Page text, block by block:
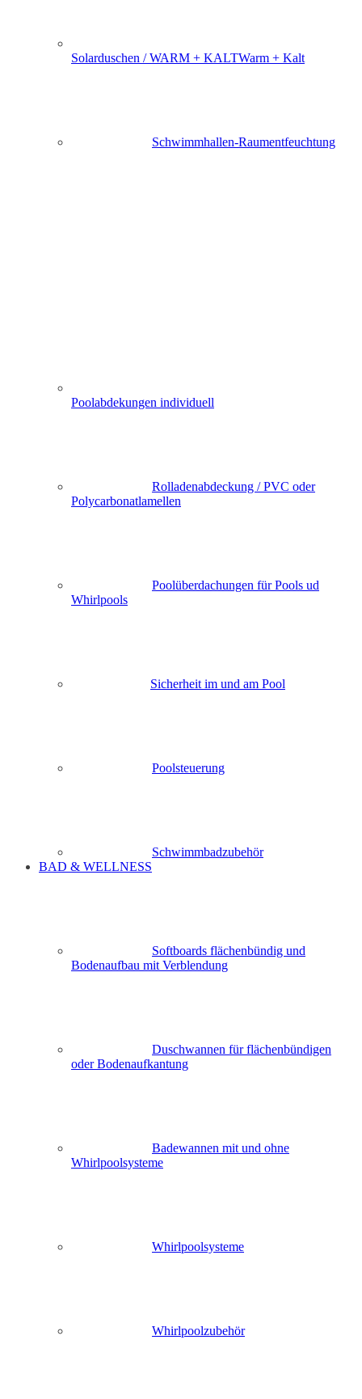
Solarduschen / WARM + KALTWarm + Kalt
Schwimmhallen-Raumentfeuchtung
Poolabdekungen individuell
Rolladenabdeckung / PVC oder
Polycarbonatlamellen
Poolüberdachungen für Pools ud
Whirlpools
Sicherheit im und am Pool
Poolsteuerung
Schwimmbadzubehör
BAD & WELLNESS
Softboards flächenbündig und
Bodenaufbau mit Verblendung
Duschwannen für flächenbündigen
oder Bodenaufkantung
Badewannen mit und ohne
Whirlpoolsysteme
Whirlpoolsysteme
Whirlpoolzubehör